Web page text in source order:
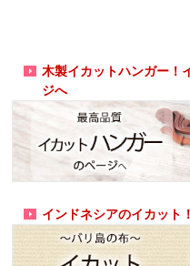
木製イカットハンガー！
ジへ
インドネシアのイカット